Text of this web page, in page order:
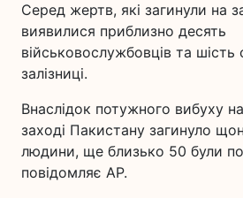
Серед жертв, які загинули на
виявилися приблизно десять
військовослужбовців та шість
залізниці.
Внаслідок потужного вибуху
заході Пакистану загинуло
людини, ще близько 50 були
повідомляє AP.